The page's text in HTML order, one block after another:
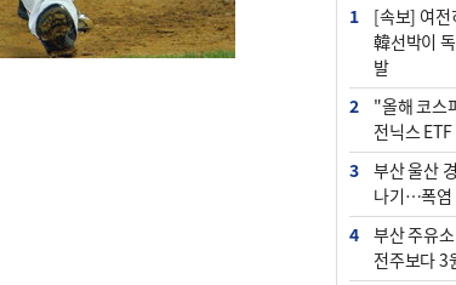
1
[속보] 여전
韓선박이
발
2
"올해 코스
전닉스
3
부산 울산
나기…폭염
4
부산 주유
전주보다 3